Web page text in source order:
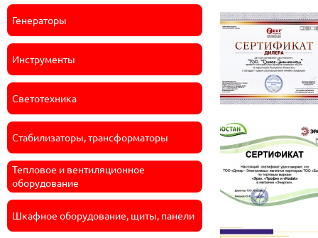
Генераторы
Инструменты
Светотехника
Стабилизаторы, трансформаторы
Тепловое и вентиляционное
оборудование
Шкафное оборудование, щиты, панели